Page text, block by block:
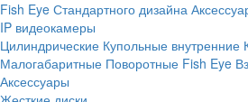
Fish Eye Стандартного дизайна
IP видеокамеры
Цилиндрические Купольные внутренние
Малогабаритные Поворотные Fish Eye
Аксессуары